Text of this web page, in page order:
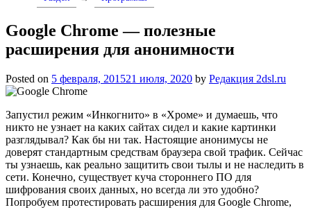
Google Chrome — полезные
расширения для анонимности
Posted on 5 февраля, 201521 июля, 2020 by Редакция 2dsl.ru
Запустил режим «Инкогнито» в «Хроме» и думаешь, что
никто не узнает на каких сайтах сидел и какие картинки
разглядывал? Как бы ни так. Настоящие анонимусы не
доверят стандартным средствам браузера свой трафик. Сейчас
ты узнаешь, как реально защитить свои тылы и не наследить в
сети. Конечно, существует куча стороннего ПО для
шифрования своих данных, но всегда ли это удобно?
Попробуем протестировать расширения для Google Chrome,